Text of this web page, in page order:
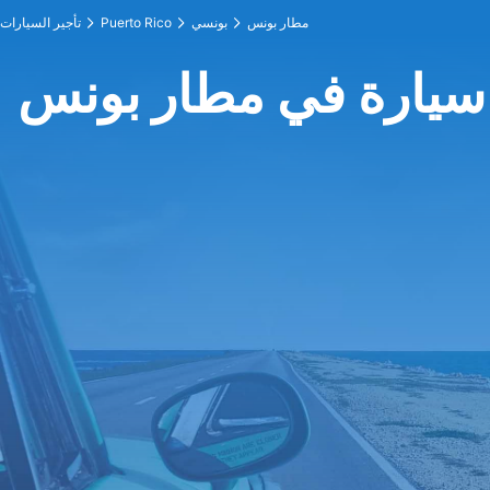
تأجير السيارات Puerto Rico بونسي مطار بونس
سيارة في مطار بونس